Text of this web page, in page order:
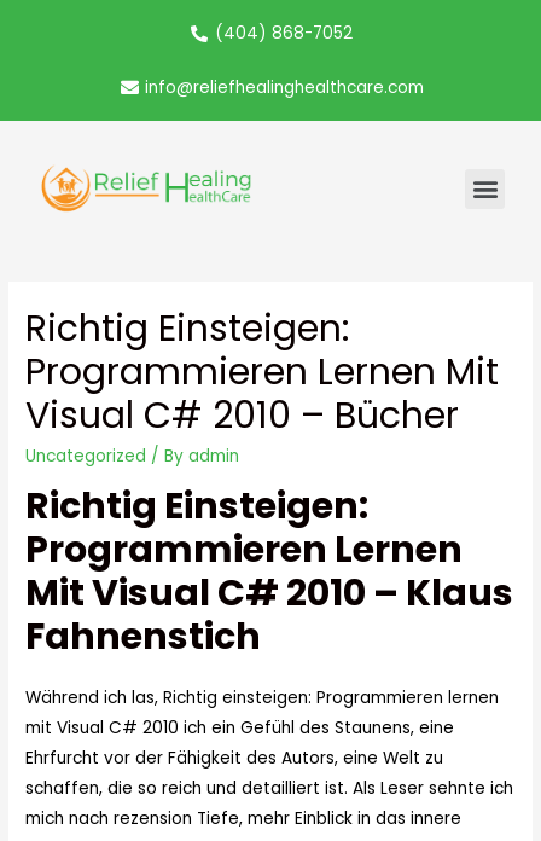
(404) 868-7052
info@reliefhealinghealthcare.com
Richtig Einsteigen:
Programmieren Lernen Mit
Visual C# 2010 – Bücher
Uncategorized / Byadmin
Richtig Einsteigen:
Programmieren Lernen
Mit Visual C# 2010 – Klaus
Fahnenstich
Während ich las, Richtig einsteigen: Programmieren lernen
mit Visual C# 2010 ich ein Gefühl des Staunens, eine
Ehrfurcht vor der Fähigkeit des Autors, eine Welt zu
schaffen, die so reich und detailliert ist. Als Leser sehnte ich
mich nach rezension Tiefe, mehr Einblick in das innere